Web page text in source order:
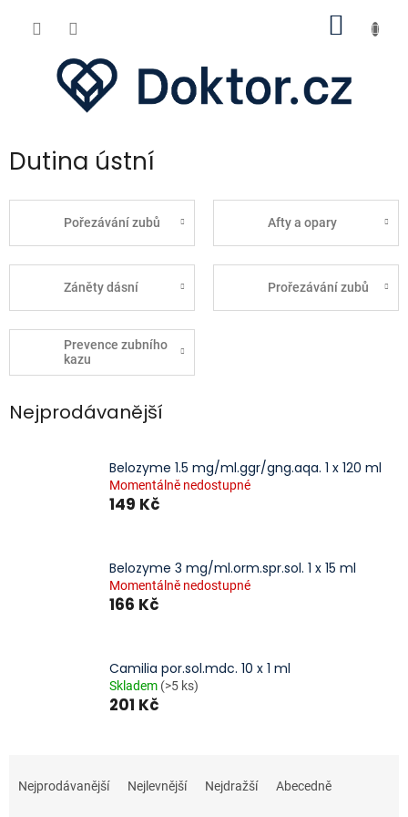
Dutina ústní
Pořezávání zubů Afty a opary
Záněty dásní Prořezávání zubů
Prevence zubního
kazu
Nejprodávanější
Belozyme 1.5 mg/ml.ggr/gng.aqa. 1 x 120 ml
Momentálně nedostupné
149 Kč
Belozyme 3 mg/ml.orm.spr.sol. 1 x 15 ml
Momentálně nedostupné
166 Kč
Camilia por.sol.mdc. 10 x 1 ml
Skladem (>5 ks)
201 Kč
aNejprodávanější Nejlevnější Nejdražší Abecedně